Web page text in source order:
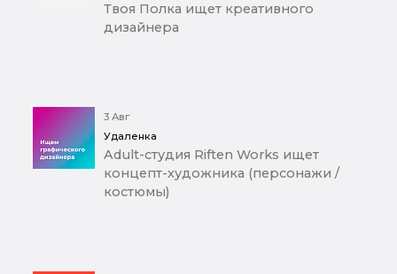
Твоя Полка ищет креативного
дизайнера
3 Авг
Удаленка
Adult-студия Riften Works ищет
концепт-художника (персонажи /
костюмы)